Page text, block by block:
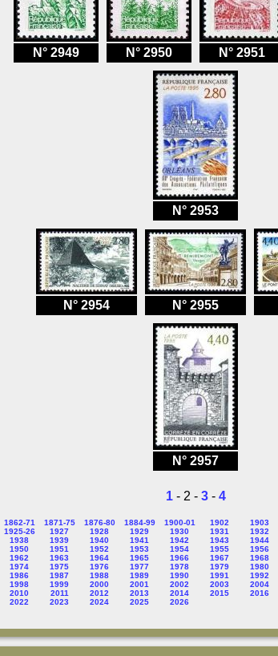
N° 2949 N° 2950 N° 2951
N° 2953
N° 2954 N° 2955
N° 2957
1- 2 - 3- 4
1862-71 1871-75 1876-80 1884-99 1900-01 1902 1903
1925-26 1927 1928 1929 1930 1931 1932
1938 1939 1940 1941 1942 1943 1944
1950 1951 1952 1953 1954 1955 1956
1962 1963 1964 1965 1966 1967 1968
1974 1975 1976 1977 1978 1979 1980
1986 1987 1988 1989 1990 1991 1992
1998 1999 2000 2001 2002 2003 2004
2010 2011 2012 2013 2014 2015 2016
2022 2023 2024 2025 2026